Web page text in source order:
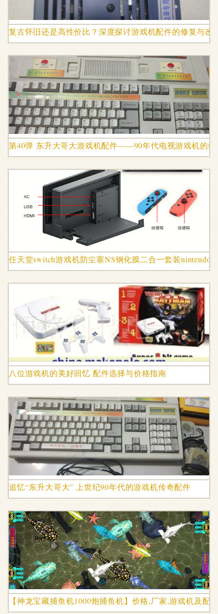
复古怀旧还是高性价比？深度探讨游戏机配件的修复与改
第40弹 东升大哥大游戏机配件——90年代电视游戏机的经
任天堂switch游戏机防尘塞NS钢化膜二合一套装nintendo
八位游戏机的美好回忆 配件选择与价格指南
追忆“东升大哥大” 上世纪90年代的游戏机传奇配件
【神龙宝藏捕鱼机1000炮捕鱼机】价格,厂家,游戏机及配